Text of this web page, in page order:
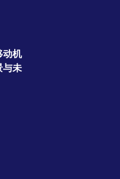
动机
与未